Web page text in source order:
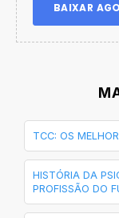
TCC: OS
HISTÓRIA DA
PROFISSÃO DO